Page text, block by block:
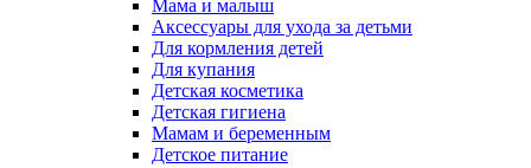
Мама и малыш
Аксессуары для ухода за детьми
Для кормления детей
Для купания
Детская косметика
Детская гигиена
Мамам и беременным
Детское питание